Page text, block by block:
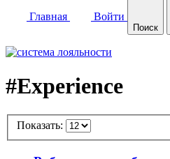
Главная Войти
Поиск
#Experience
Показать: